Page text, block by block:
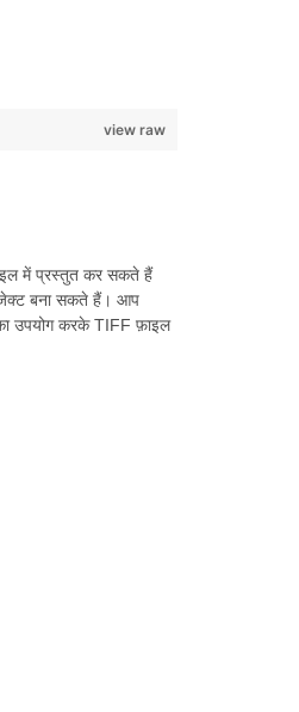
view raw
में प्रस्तुत कर सकते हैं
बना सकते हैं। आप
उपयोग करके TIFF फ़ाइल